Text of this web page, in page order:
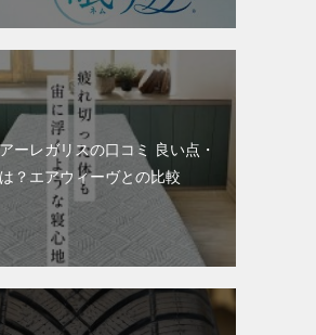
ーレガリスの口コミ 良い点・
？エアウィーヴとの比較